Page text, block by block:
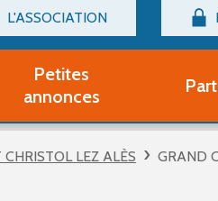
L'ASSOCIATION
Billetterie
adhérent Groupe Vocal
adhérent Partenaire
un compte Découverte
Petites
annonces
d'occasion
CHRISTOL LEZ ALÈS GRAND